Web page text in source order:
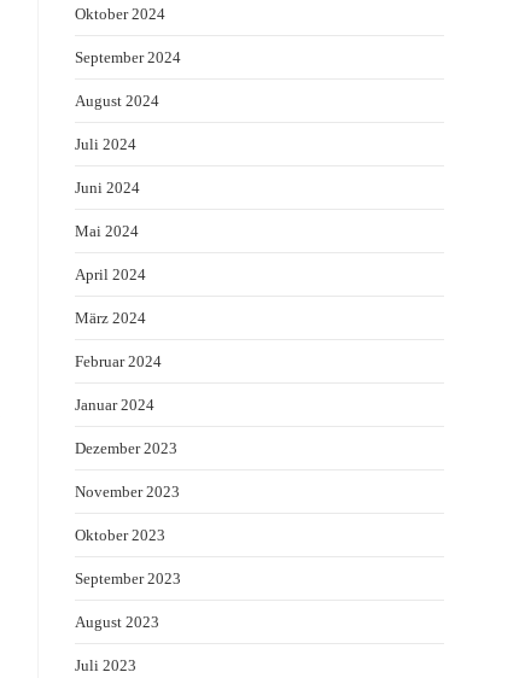
Oktober 2024
September 2024
August 2024
Juli 2024
Juni 2024
Mai 2024
April 2024
März 2024
Februar 2024
Januar 2024
Dezember 2023
November 2023
Oktober 2023
September 2023
August 2023
Juli 2023